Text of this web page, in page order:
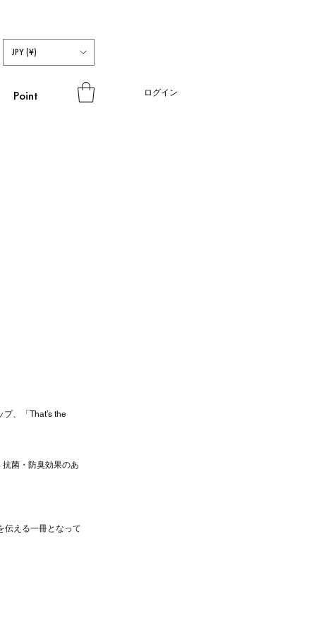
JPY (¥)
Point ログイン
、「That’s the
菌・防臭効果のあ
伝える一冊となって